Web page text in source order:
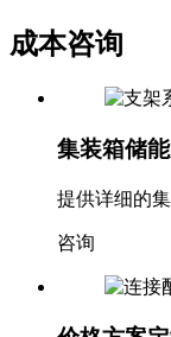
成本咨询
集装箱储
提供详细的
咨询